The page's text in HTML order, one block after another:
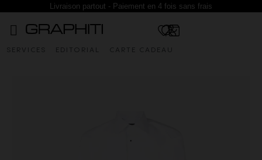
Livraison partout - Paiement en 4 fois sans frais
SERVICES EDITORIAL CARTE CADEAU